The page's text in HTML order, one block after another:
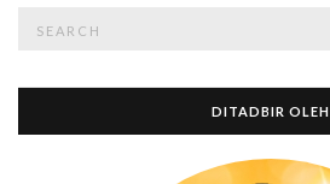
for:
DITADBIR OLEH